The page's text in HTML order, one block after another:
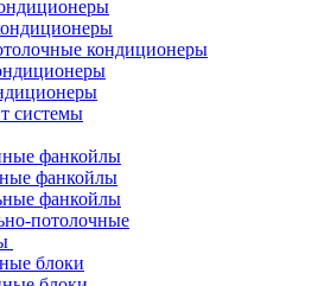
кондиционеры
системы
фанкойлы
фанкойлы
фанкойлы
потолочные
блоки